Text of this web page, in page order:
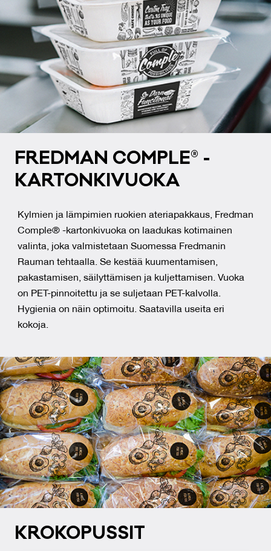
FRED­MAN COMP­LE® -
KAR­TON­KI­VUO­KA
Kylmien ja lämpimien ruokien ateriapakkaus, Fredman
Comple® -kartonkivuoka on laadukas kotimainen
valinta, joka valmistetaan Suomessa Fredmanin
Rauman tehtaalla. Se kestää kuumentamisen,
pakastamisen, säilyttämisen ja kuljettamisen. Vuoka
on PET-pinnoitettu ja se suljetaan PET-kalvolla.
Hygienia on näin optimoitu. Saatavilla useita eri
kokoja.
KRO­KO­PUS­SIT